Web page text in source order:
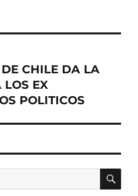
CHILE DA LA
LOS EX
POLITICOS